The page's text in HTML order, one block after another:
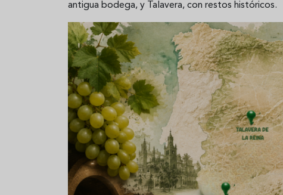
antigua bodega, y Talavera, con restos históricos.
Sopa fría de sandía: el plato
que querrás repetir todo el
verano
¿Cuál es el
Historia y
auténtica